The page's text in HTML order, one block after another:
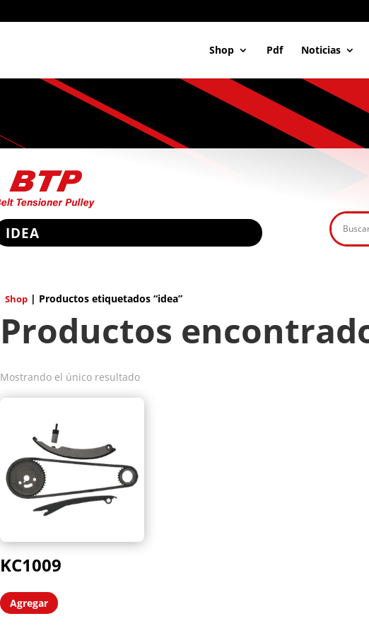
Shop Pdf Noticias
IDEA
Shop| Productos etiquetados “idea”
Productos
Mostrando el único resultado
KC1009
Agregar